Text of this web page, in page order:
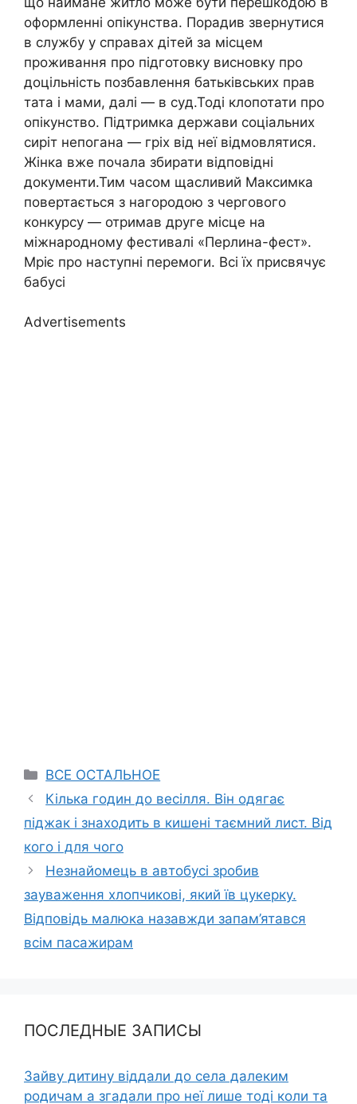
оформленні опікунства. Порадив звернутися
в службу у справах дітей за місцем
проживання про підготовку висновку про
доцільність позбавлення батьківських прав
тата і мами, далі — в сyд.Тоді клопотати про
опікунство. Підтримка держави соціальних
сиріт непогана — гріх від неї відмовлятися.
Жінка вже почала збирати відповідні
документи.Тим часом щасливий Максимка
повертається з нагородою з чергового
конкурсу — отримав друге місце на
міжнародному фестивалі «Перлина-фест».
Мріє про наступні перемоги. Всі їх присвячує
бабусі
Advertisements
Categories
ВСЕ ОСТАЛЬНОЕ
Кілька годин до весілля. Він одягає
піджак і знаходить в кишені таємний лист. Від
кого і для чого
Незнайомець в автобусі зробив
зауваження хлопчикові, який їв цукерку.
Відповідь малюка назавжди запам’ятався
всім пасажирам
ПОСЛЕДНЫЕ ЗАПИСЫ
Зайву дитину віддали до села далеким
родичам а згадали про неї лише тоді коли та